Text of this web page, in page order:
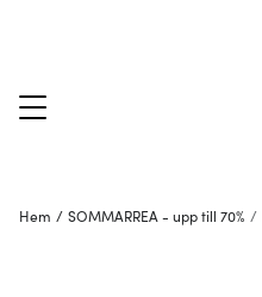
Hem / SOMMARREA - upp till 70% /